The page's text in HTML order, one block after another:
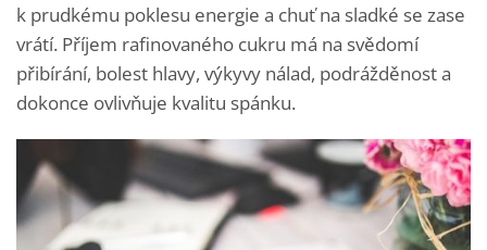
k prudkému poklesu energie a chuť na sladké se zase
vrátí. Příjem rafinovaného cukru má na svědomí
přibírání, bolest hlavy, výkyvy nálad, podrážděnost a
dokonce ovlivňuje kvalitu spánku.